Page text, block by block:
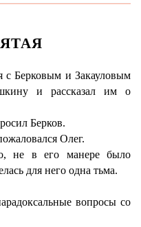
с Берковым и Закауловым
и рассказал им о
Берков.
Олег.
не в его манере было
для него одна тьма.
вопросы со